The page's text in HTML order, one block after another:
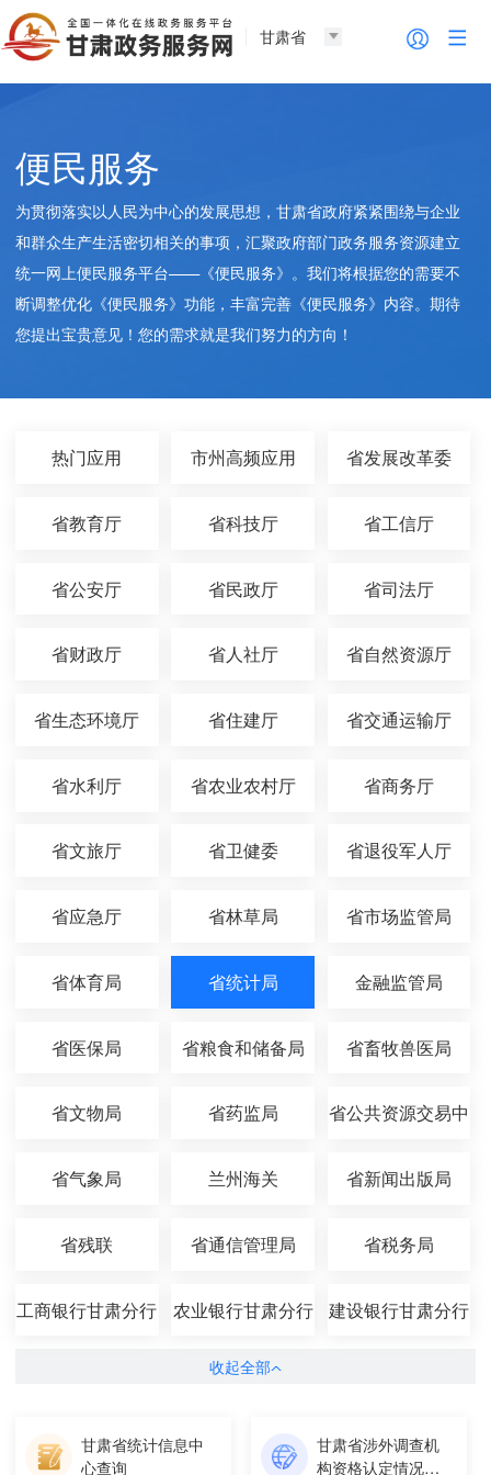
甘肃省
便民服务
为贯彻落实以人民为中心的发展思想，甘肃省政府紧紧围绕与企业
和群众生产生活密切相关的事项，汇聚政府部门政务服务资源建立
统一网上便民服务平台——《便民服务》。我们将根据您的需要不
断调整优化《便民服务》功能，丰富完善《便民服务》内容。期待
您提出宝贵意见！您的需求就是我们努力的方向！
热门应用 市州高频应用 省发展改革委
省教育厅 省科技厅 省工信厅
省公安厅 省民政厅 省司法厅
省财政厅 省人社厅 省自然资源厅
省生态环境厅 省住建厅 省交通运输厅
省水利厅 省农业农村厅 省商务厅
省文旅厅 省卫健委 省退役军人厅
省应急厅 省林草局 省市场监管局
省体育局 省统计局 金融监管局
省医保局 省粮食和储备局 省畜牧兽医局
省文物局 省药监局 省公共资源交易中
省气象局 兰州海关 省新闻出版局
省残联 省通信管理局 省税务局
工商银行甘肃分行 农业银行甘肃分行 建设银行甘肃分行
收起全部
甘肃省统计信息中
心查询
甘肃省涉外调查机
构资格认定情况查